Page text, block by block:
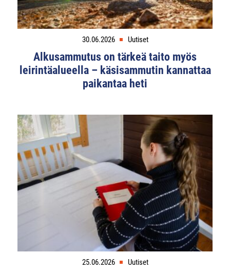
30.06.2026 Uutiset
Alkusammutus on tärkeä taito myös
leirintäalueella – käsisammutin kannattaa
paikantaa heti
25.06.2026 Uutiset